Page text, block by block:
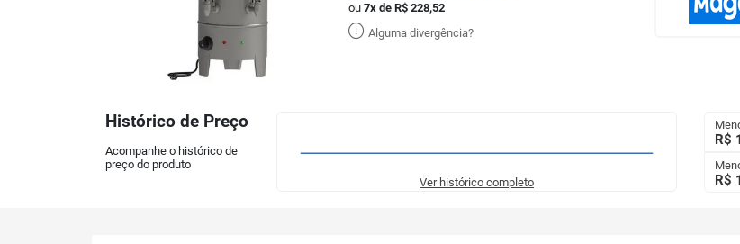
ou 7x de R$ 228,52
Alguma divergência?
Histórico de Preço
Acompanhe o histórico de
preço do produto
Ver histórico completo
R$
R$